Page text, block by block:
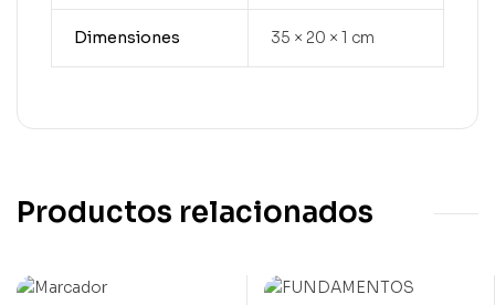
Dimensiones 35 × 20 × 1 cm
Productos relacionados